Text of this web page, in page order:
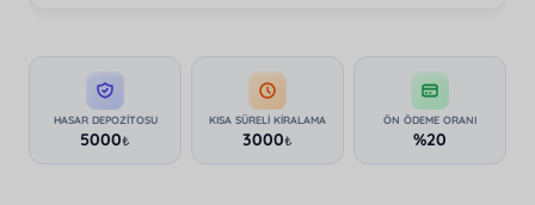
HASAR DEPOZITOSU
5000₺
KISA SÜRELI KIRALAMA
3000₺
ÖN ÖDEME ORANI
%20